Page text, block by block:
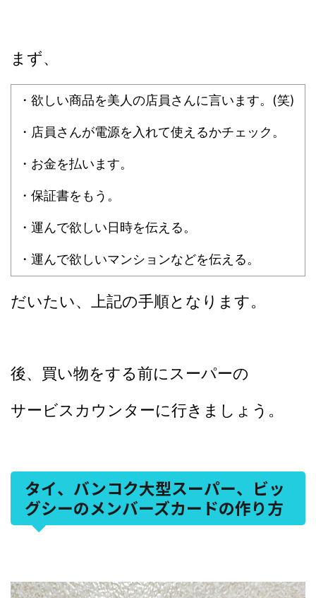
まず、
・欲しい商品を美人の店員さんに言います。(笑)
・店員さんが電源を入れて使えるかチェック。
・お金を払います。
・保証書をもう。
・運んで欲しい日時を伝える。
・運んで欲しいマンションなどを伝える。
だいたい、上記の手順となります。
後、買い物をする前にスーパーの
サービスカウンターに行きましょう。
タイ、バンコク大型スーパー、ビッ
グシーのメンバーズカードの作り方